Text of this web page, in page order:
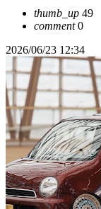
thumb_up 49
comment0
2026/06/23 12:34